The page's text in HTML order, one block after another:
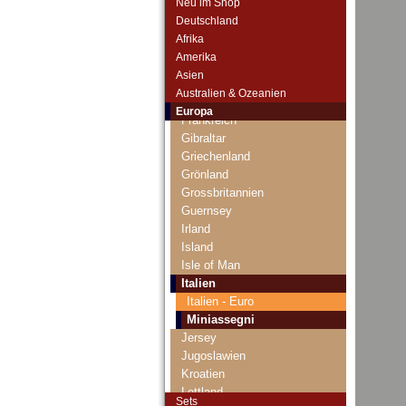
Deutschland
Afrika
Amerika
Asien
Australien & Ozeanien
Europa
Dänemark
Finnland
Frankreich
Gibraltar
Griechenland
Grönland
Grossbritannien
Guernsey
Irland
Island
Isle of Man
Italien
Italien - Euro
Miniassegni
Jersey
Jugoslawien
Kroatien
Lettland
Sets